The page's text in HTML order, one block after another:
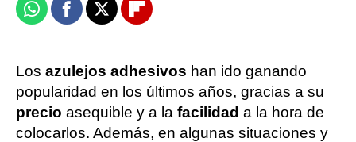
WhatsappFacebook
X Flipboard
Los azulejos adhesivos han ido ganando
popularidad en los últimos años, gracias a su
precio asequible y a la facilidad a la hora de
colocarlos. Además, en algunas situaciones y